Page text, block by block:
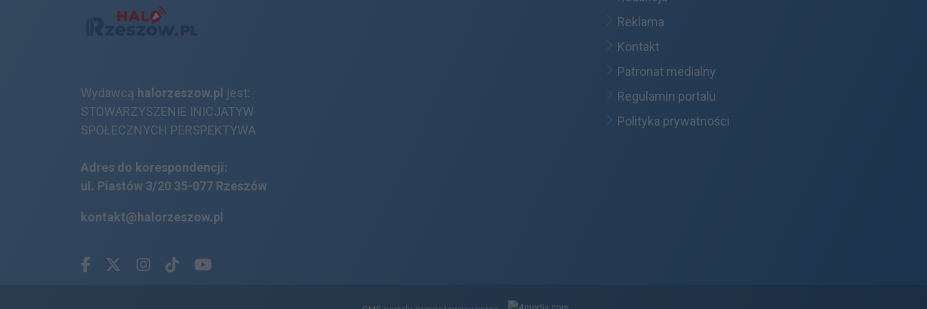
Wydawcą halorzeszow.pl jest:
STOWARZYSZENIE INICJATYW
SPOŁECZNYCH PERSPEKTYWA
Adres do korespondencji:
ul. Piastów 3/20 35-077 Rzeszów
kontakt@halorzeszow.pl
Reklama
Kontakt
Patronat medialny
Regulamin portalu
Polityka prywatności
Facebook.com
X.comInstagram.com
Tiktok.com
Youtube.com